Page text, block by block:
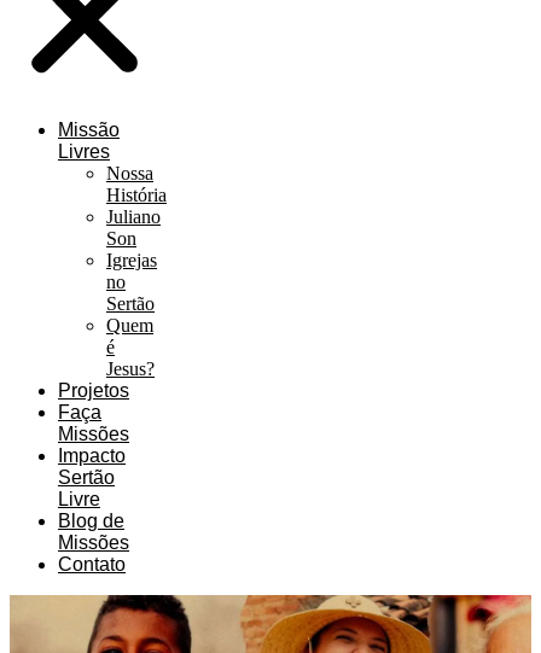
Missão
Livres
Nossa
História
Juliano
Son
Igrejas
no
Sertão
Quem
é
Jesus?
Projetos
Faça
Missões
Impacto
Sertão
Livre
Blog de
Missões
Contato